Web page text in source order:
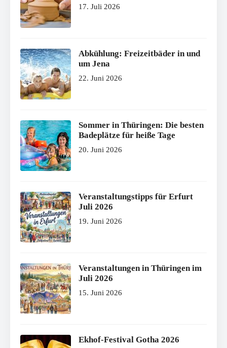
17. Juli 2026
Abkühlung: Freizeitbäder in und
um Jena
22. Juni 2026
Sommer in Thüringen: Die besten
Badeplätze für heiße Tage
20. Juni 2026
Veranstaltungstipps für Erfurt
Juli 2026
19. Juni 2026
Veranstaltungen in Thüringen im
Juli 2026
15. Juni 2026
Ekhof-Festival Gotha 2026